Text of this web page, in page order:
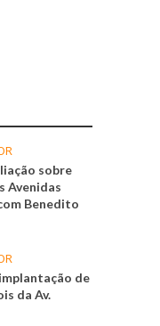
sobre
Avenidas
Benedito
de
da Av.